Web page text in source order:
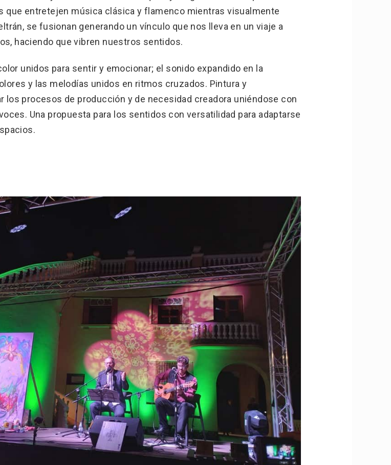
que entretejen música clásica y flamenco mientras visualmente
se fusionan generando un vínculo que nos lleva en un viaje a
haciendo que vibren nuestros sentidos.
unidos para sentir y emocionar; el sonido expandido en la
y las melodías unidos en ritmos cruzados. Pintura y
los procesos de producción y de necesidad creadora uniéndose con
Una propuesta para los sentidos con versatilidad para adaptarse